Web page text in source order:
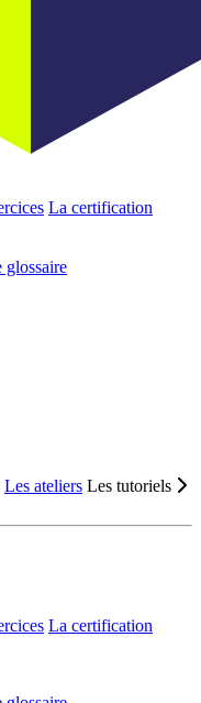
La certification
glossaire
Les ateliers Les tutoriels
La certification